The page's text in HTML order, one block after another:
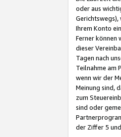
oder aus
Gerichtswegs),
Ihrem Konto
Ferner können
dieser
Tagen nach
Teilnahme am
wenn wir der
Meinung sind,
zum
sind oder
der Ziffer 5